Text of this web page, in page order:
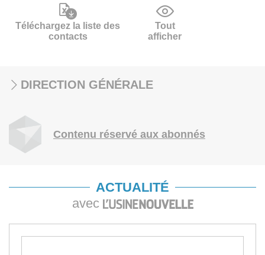
Téléchargez la liste des
contacts
Tout
afficher
DIRECTION GÉNÉRALE
Contenu réservé aux abonnés
ACTUALITÉ
avec